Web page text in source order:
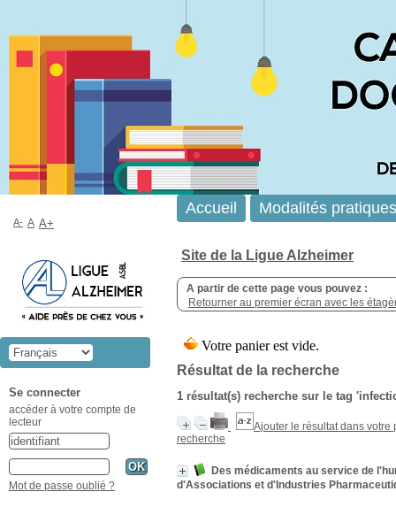
Site de la Ligue Alzheimer
A partir de cette page vous pouvez :
Retourner au premier écran avec les
Résultat de la recherche
1 résultat(s) recherche sur le tag
Ajouter le résultat dans votre
recherche
Des médicaments au service de
d'Associations et d'Industries
Accueil Modalités pratiques
A- A A+
Se connecter
accéder à votre compte de
lecteur
Mot de passe oublié ?